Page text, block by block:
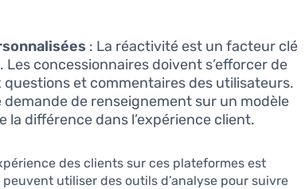
: La réactivité est un facteur clé
concessionnaires doivent s’efforcer de
et commentaires des utilisateurs.
demande de renseignement sur un modèle
différence dans l’expérience client.
des clients sur ces plateformes est
utiliser des outils d’analyse pour suivre